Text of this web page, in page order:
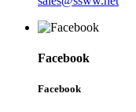
Facebook
Facebook